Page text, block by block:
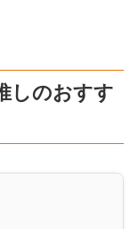
しのおすす